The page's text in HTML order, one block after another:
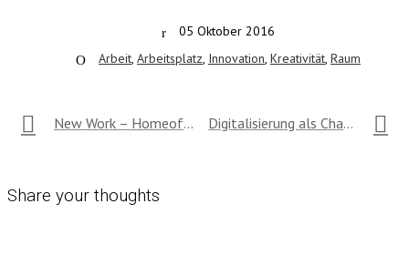
05 Oktober 2016
Arbeit, Arbeitsplatz, Innovation, Kreativität, Raum
New Work – Homeoffice Digitalisierung als Chance
Share your thoughts